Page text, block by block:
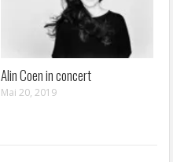
Alin Coen in concert
Mai 20, 2019